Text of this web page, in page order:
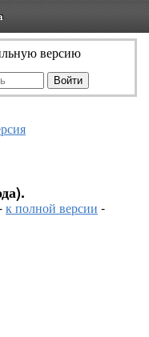
версию
к полной версии -